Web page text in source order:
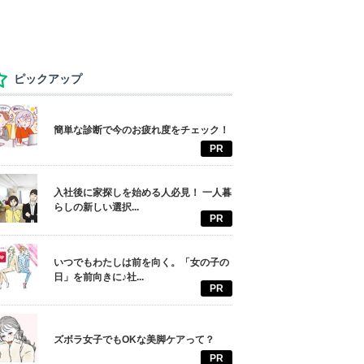
ピックアップ
簡単な診断で今のお疲れ度をチェック！
PR
入社後に家探しを始める人必見！ 一人暮
らしの新しい選択...
PR
いつでもわたしは前を向く。「女の子の
日」を前向きに♪社...
PR
ズボラ女子でもOKな美脚ケアって？
PR